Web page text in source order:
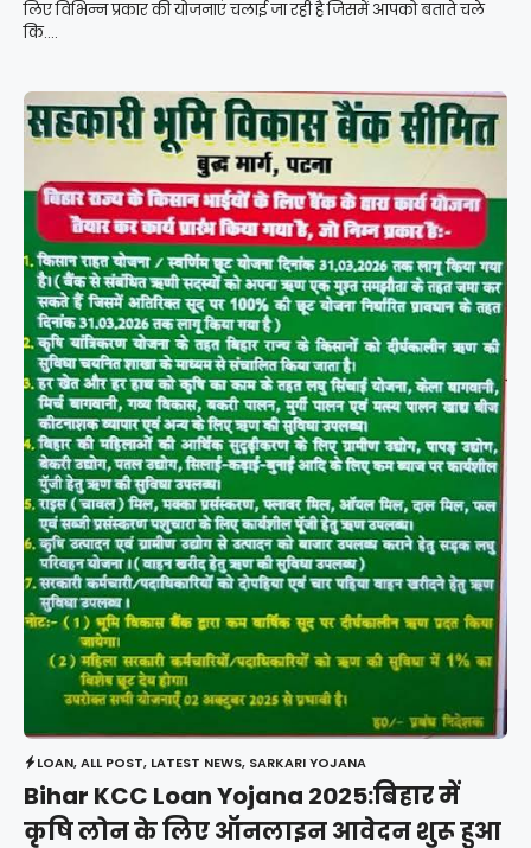
लिए विभिन्न प्रकार की योजनाएं चलाई जा रही है जिसमें आपको बताते चले
कि....
LOAN,ALL POST, LATEST NEWS, SARKARI YOJANA
Bihar KCC Loan Yojana 2025:बिहार में
कृषि लोन के लिए ऑनलाइन आवेदन शुरू हुआ